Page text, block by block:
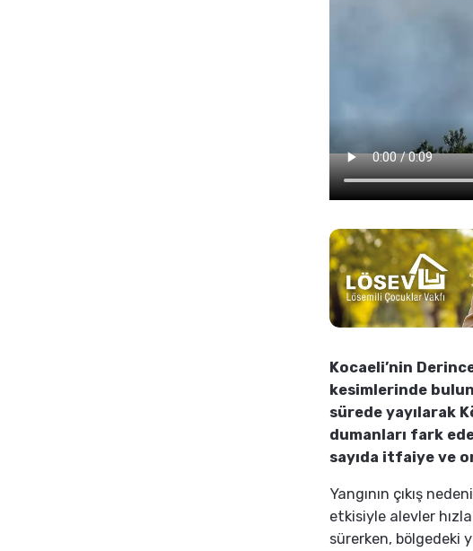
Kocaeli’nin
kesimlerinde
sürede yayılarak
dumanları fark
sayıda itfaiye ve
Yangının çıkış
etkisiyle alevler
sürerken, bölgedeki